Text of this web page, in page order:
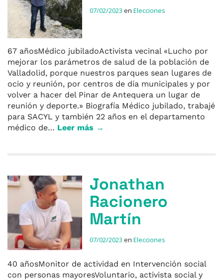
07/02/2023 en Elecciones
67 añosMédico jubiladoActivista vecinal «Lucho por
mejorar los parámetros de salud de la población de
Valladolid, porque nuestros parques sean lugares de
ocio y reunión, por centros de día municipales y por
volver a hacer del Pinar de Antequera un lugar de
reunión y deporte.» Biografía Médico jubilado, trabajé
para SACYL y también 22 años en el departamento
médico de… Leer más →
Jonathan
Racionero
Martín
07/02/2023 en Elecciones
40 añosMonitor de actividad en Intervención social
con personas mayoresVoluntario, activista social y